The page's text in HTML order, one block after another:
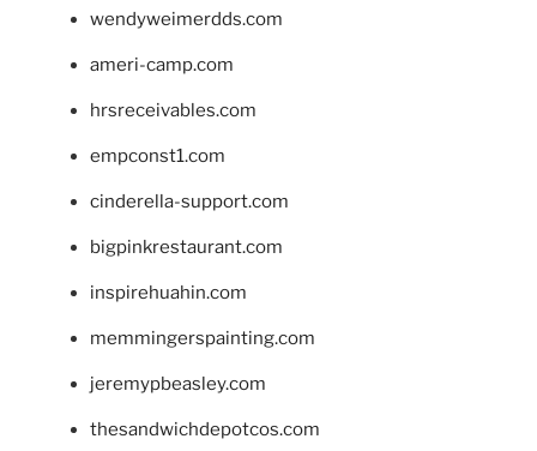
wendyweimerdds.com
ameri-camp.com
hrsreceivables.com
empconst1.com
cinderella-support.com
bigpinkrestaurant.com
inspirehuahin.com
memmingerspainting.com
jeremypbeasley.com
thesandwichdepotcos.com